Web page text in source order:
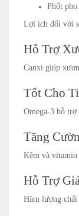
Phốt pho.
Lợi ích đối với
Hỗ Trợ
Canxi giúp
Tốt Cho
Omega-3 hỗ trợ
Tăng
Kẽm và vitamin
Hỗ Trợ
Hàm lượng chất